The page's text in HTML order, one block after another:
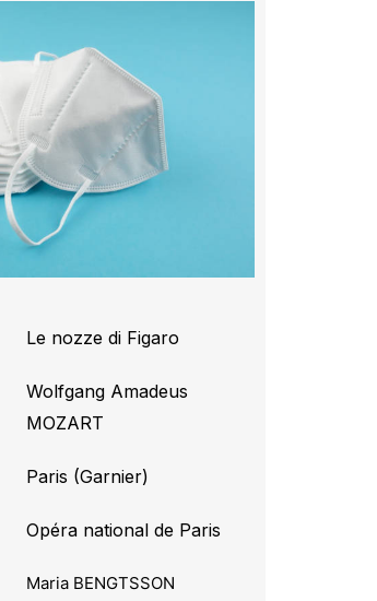
Le nozze di Figaro
Wolfgang Amadeus
MOZART
Paris (Garnier)
Opéra national de Paris
Maria BENGTSSON